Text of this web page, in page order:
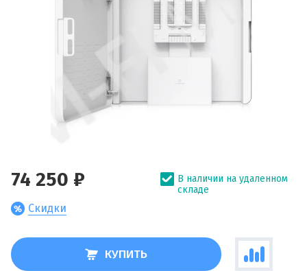
74 250 ₽
Скидки
В наличии на удаленном
складе
КУПИТЬ